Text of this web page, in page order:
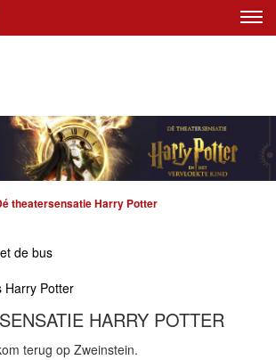
theatersensatie Harry Potter
de bus
Harry Potter
HARRY POTTER
terug op Zweinstein.